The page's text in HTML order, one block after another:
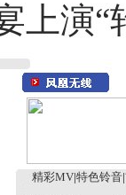
上演“
精彩MV 特色铃音